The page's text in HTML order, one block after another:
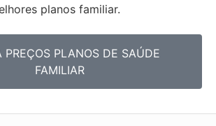
planos familiar.
PREÇOS PLANOS DE SAÚDE
FAMILIAR